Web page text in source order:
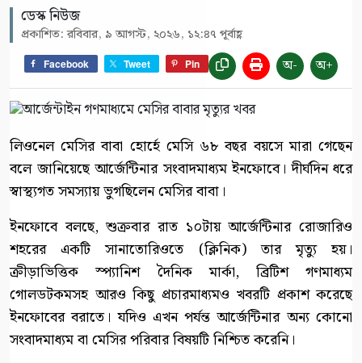
ডেস্ক নিউজ
প্রকাশিত: রবিবার, ৯ আগস্ট, ২০২৬, ১২:৪৭ পূর্বাহ্ণ
Facebook Tweet Pin অ- অ+
লিওনেল মেসির বাবা হোর্হে মেসি ৬৮ বছর বয়সে মারা গেছেন
বলে জানিয়েছে আর্জেন্টিনার সংবাদমাধ্যম ইনফোবে। দীর্ঘদিন ধরে
স্বাস্থ্যগত সমস্যায় ভুগছিলেন মেসির বাবা।
ইনফোবে বলছে, শুক্রবার রাত ১০টায় আর্জেন্টিনার রোজারিও
শহরের একটি সানাতোরিওতে (ক্লিনিক) তার মৃত্যু হয়।
ক্রীড়াভিত্তিক স্প্যানিশ দৈনিক মার্কা, ব্রিটিশ গণমাধ্যম
গোলডটকমসহ আরও কিছু প্রচারমাধ্যমও খবরটি প্রকাশ করেছে
ইনফোবের বরাতে। যদিও এখন পর্যন্ত আর্জেন্টিনার অন্য কোনো
সংবাদমাধ্যম বা মেসির পরিবার বিষয়টি নিশ্চিত করেনি।